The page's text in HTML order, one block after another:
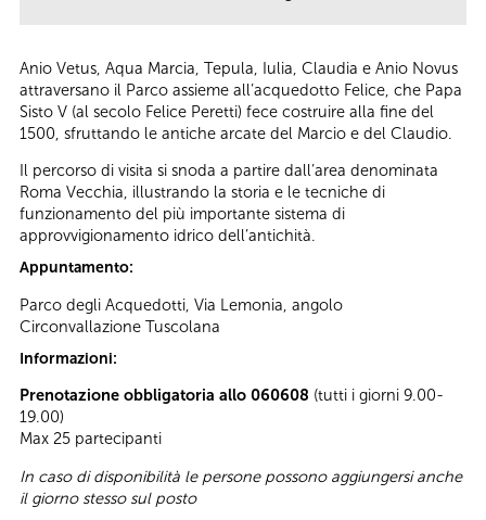
Anio Vetus, Aqua Marcia, Tepula, Iulia, Claudia e Anio Novus
attraversano il Parco assieme all’acquedotto Felice, che Papa
Sisto V (al secolo Felice Peretti) fece costruire alla fine del
1500, sfruttando le antiche arcate del Marcio e del Claudio.
Il percorso di visita si snoda a partire dall’area denominata
Roma Vecchia, illustrando la storia e le tecniche di
funzionamento del più importante sistema di
approvvigionamento idrico dell’antichità.
Appuntamento:
Parco degli Acquedotti, Via Lemonia, angolo
Circonvallazione Tuscolana
Informazioni:
Prenotazione obbligatoria allo 060608 (tutti i giorni 9.00-
19.00)
Max 25 partecipanti
In caso di disponibilità le persone possono aggiungersi anche
il giorno stesso sul posto